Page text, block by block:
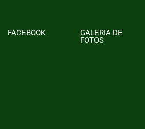
FACEBOOK
GALERIA DE
FOTOS